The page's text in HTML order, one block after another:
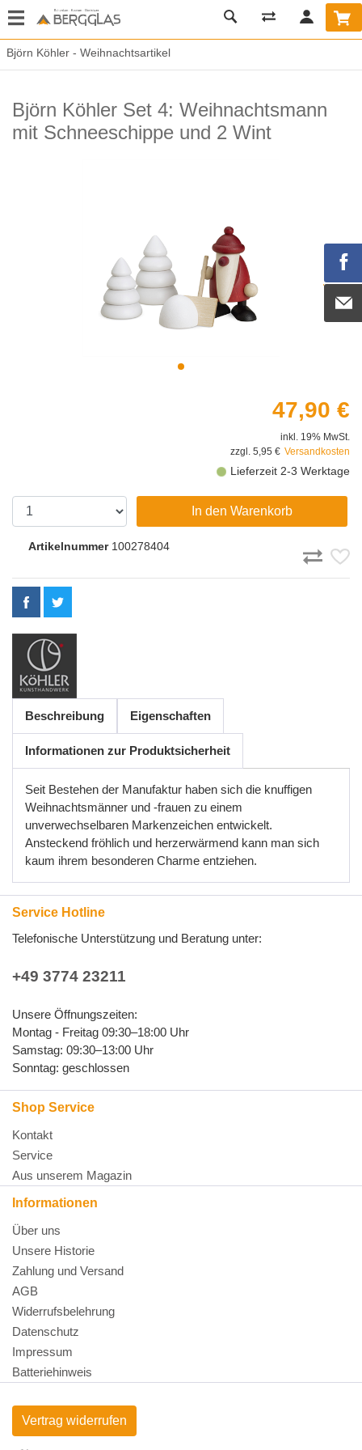
Björn Köhler - Weihnachtsartikel
Björn Köhler Set 4: Weihnachtsmann
mit Schneeschippe und 2 Wint
47,90 €
inkl. 19% MwSt.
zzgl. 5,95 € Versandkosten
Lieferzeit 2-3 Werktage
In den Warenkorb
Artikelnummer100278404
Beschreibung Eigenschaften
Informationen zur Produktsicherheit
Seit Bestehen der Manufaktur haben sich die knuffigen
Weihnachtsmänner und -frauen zu einem
unverwechselbaren Markenzeichen entwickelt.
Ansteckend fröhlich und herzerwärmend kann man sich
kaum ihrem besonderen Charme entziehen.
Service Hotline
Telefonische Unterstützung und Beratung unter:
+49 3774 23211
Unsere Öffnungszeiten:
Montag - Freitag 09:30–18:00 Uhr
Samstag: 09:30–13:00 Uhr
Sonntag: geschlossen
Shop Service
Kontakt
Service
Aus unserem Magazin
Informationen
Über uns
Unsere Historie
Zahlung und Versand
AGB
Widerrufsbelehrung
Datenschutz
Impressum
Batteriehinweis
Vertrag widerrufen